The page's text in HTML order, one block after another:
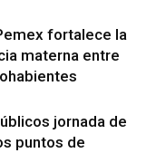
fortalece la
materna entre
jornada de
puntos de